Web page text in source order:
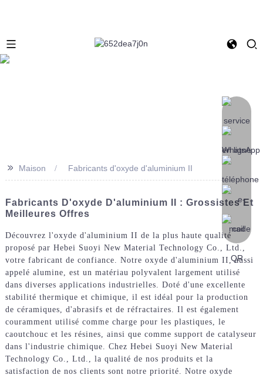
>> Maison Fabricants d'oxyde d'aluminium II
Fabricants D'oxyde D'aluminium II : Grossistes Et
Meilleures Offres
Découvrez l'oxyde d'aluminium II de la plus haute qualité
proposé par Hebei Suoyi New Material Technology Co., Ltd.,
votre fabricant de confiance. Notre oxyde d'aluminium II, aussi
appelé alumine, est un matériau polyvalent largement utilisé
dans diverses applications industrielles. Doté d'une excellente
stabilité thermique et chimique, il est idéal pour la production
de céramiques, d'abrasifs et de réfractaires. Il est également
couramment utilisé comme charge pour les plastiques, le
caoutchouc et les résines, ainsi que comme support de catalyseur
dans l'industrie chimique. Chez Hebei Suoyi New Material
Technology Co., Ltd., la qualité de nos produits et la
satisfaction de nos clients sont notre priorité. Notre oxyde